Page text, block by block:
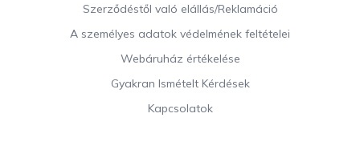
Szerződéstől való elállás/Reklamáció
A személyes adatok védelmének feltételei
Webáruház értékelése
Gyakran Ismételt Kérdések
Kapcsolatok